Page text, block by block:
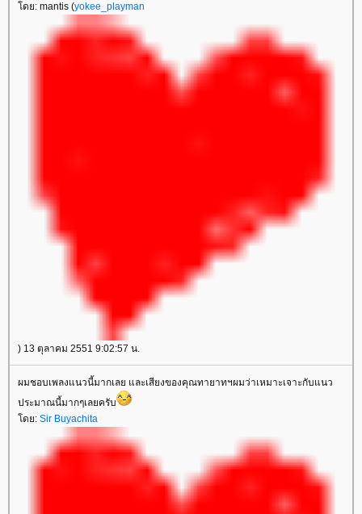
ดย: mantis (yokee_playman
) 13 ตุลาคม 2551 9:02:57 น.
ผมชอบเพลงแนวนี้มากเลย และเสียงของคุณทายาทฯผมว่าเหมาะเจาะกับแนว
ประมาณนี้มากๆเลยครับ
ดย: Sir Buyachita